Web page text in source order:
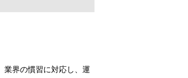
業界の慣習に対応し、運